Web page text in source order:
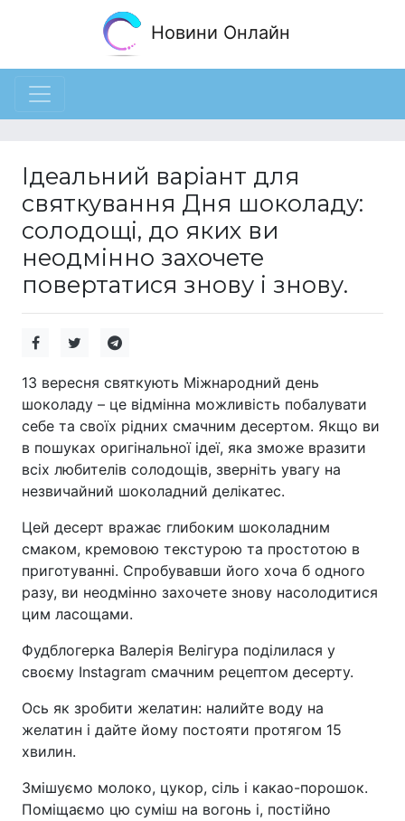
Новини Онлайн
Ідеальний варіант для
святкування Дня шоколаду:
солодощі, до яких ви
неодмінно захочете
повертатися знову і знову.
13 вересня святкують Міжнародний день
шоколаду – це відмінна можливість побалувати
себе та своїх рідних смачним десертом. Якщо ви
в пошуках оригінальної ідеї, яка зможе вразити
всіх любителів солодощів, зверніть увагу на
незвичайний шоколадний делікатес.
Цей десерт вражає глибоким шоколадним
смаком, кремовою текстурою та простотою в
приготуванні. Спробувавши його хоча б одного
разу, ви неодмінно захочете знову насолодитися
цим ласощами.
Фудблогерка Валерія Велігура поділилася у
своєму Instagram смачним рецептом десерту.
Ось як зробити желатин: налийте воду на
желатин і дайте йому постояти протягом 15
хвилин.
Змішуємо молоко, цукор, сіль і какао-порошок.
Поміщаємо цю суміш на вогонь і, постійно